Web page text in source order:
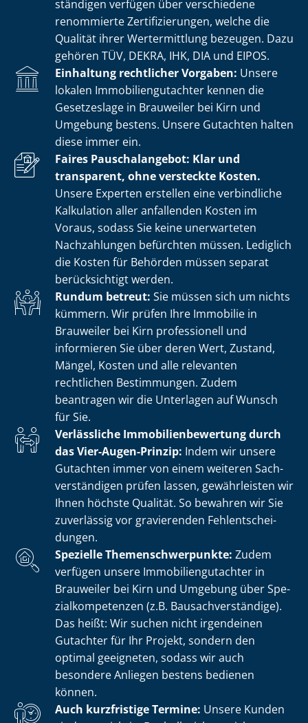
stän­di­gen verfügen über verschiedene
renommierte Zer­ti­fi­zie­run­gen, welche die
Qualität ihrer Wertermittlung bezeugen. Dazu
gehören TÜV, DEKRA, IHK, DIA und EIPOS.
Einhaltung rechtlicher Vorgaben: Unsere
lokalen Im­mo­bi­li­en­gut­ach­ter kennen die
Gesetzeslage in Brauweiler bei Kirn und
Umgebung bestens. Unsere Gutachten halten
diese immer ein.
Faires Pauschalangebot: Klar und
transparent, ohne versteckte Kosten.
Unsere Experten erstellen eine verbindliche
Kalkulation aller anfallenden Kosten im
Voraus, sodass Sie keine unerwarteten
Nachzahlungen befürchten müssen. Lediglich
die Kosten für Behörden müssen separat
berücksichtigt werden.
Rundum betreut: Sie müssen sich um nichts
kümmern. Wir prüfen Ihre Immobilie in
Brauweiler bei Kirn professionell und
informieren Sie über deren Wert, Zustand,
Mängel, Kosten und alle relevanten
rechtlichen Bestimmungen. Zudem
beantragen wir die Unterlagen auf Wunsch
für Sie.
Verlässliche Im­mo­bi­li­en­be­wer­tung durch
das Vier-Augen-Prinzip: Indem wir unsere
Gutachten immer von einem weiteren Sach­
ver­stän­di­gen prüfen lassen, gewährleisten wir
Ihnen höchste Qualität. So bewahren wir Sie
zuverlässig vor gravierenden Fehl­ent­schei­
dun­gen.
Spezielle The­men­schwer­punk­te: Zudem
verfügen unsere Im­mo­bi­li­en­gut­ach­ter in
Brauweiler bei Kirn und Umgebung über Spe­
zi­al­kom­pe­ten­zen (z.B. Bau­sach­ver­stän­di­ge).
Das heißt: Wir suchen nicht irgendeinen
Gutachter für Ihr Projekt, sondern den
optimal geeigneten, sodass wir auch
besondere Anliegen bestens bedienen
können.
Auch kurzfristige Termine: Unsere Kunden